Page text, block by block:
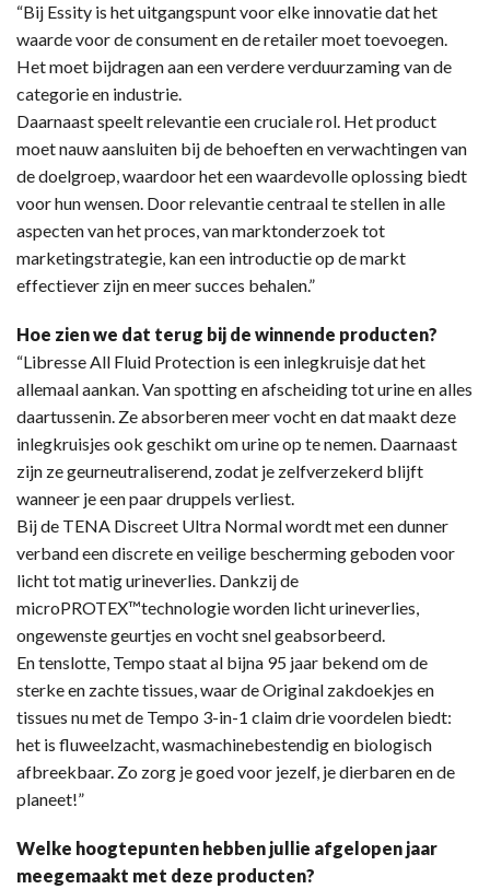
“Bij Essity is het uitgangspunt voor elke innovatie dat het
waarde voor de consument en de retailer moet toevoegen.
Het moet bijdragen aan een verdere verduurzaming van de
categorie en industrie.
Daarnaast speelt relevantie een cruciale rol. Het product
moet nauw aansluiten bij de behoeften en verwachtingen van
de doelgroep, waardoor het een waardevolle oplossing biedt
voor hun wensen. Door relevantie centraal te stellen in alle
aspecten van het proces, van marktonderzoek tot
marketingstrategie, kan een introductie op de markt
effectiever zijn en meer succes behalen.”
Hoe zien we dat terug bij de winnende producten?
“Libresse All Fluid Protection is een inlegkruisje dat het
allemaal aankan. Van spotting en afscheiding tot urine en alles
daartussenin. Ze absorberen meer vocht en dat maakt deze
inlegkruisjes ook geschikt om urine op te nemen. Daarnaast
zijn ze geurneutraliserend, zodat je zelfverzekerd blijft
wanneer je een paar druppels verliest.
Bij de TENA Discreet Ultra Normal wordt met een dunner
verband een discrete en veilige bescherming geboden voor
licht tot matig urineverlies. Dankzij de
microPROTEX™technologie worden licht urineverlies,
ongewenste geurtjes en vocht snel geabsorbeerd.
En tenslotte, Tempo staat al bijna 95 jaar bekend om de
sterke en zachte tissues, waar de Original zakdoekjes en
tissues nu met de Tempo 3-in-1 claim drie voordelen biedt:
het is fluweelzacht, wasmachinebestendig en biologisch
afbreekbaar. Zo zorg je goed voor jezelf, je dierbaren en de
planeet!”
Welke hoogtepunten hebben jullie afgelopen jaar
meegemaakt met deze producten?